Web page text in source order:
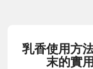
乳香使用方
末的實